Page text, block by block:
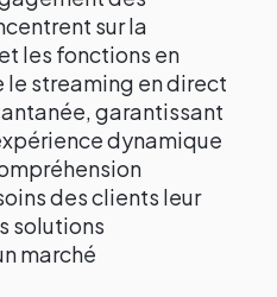
sur la
les fonctions en
streaming en direct
garantissant
dynamique
des clients leur
solutions
marché